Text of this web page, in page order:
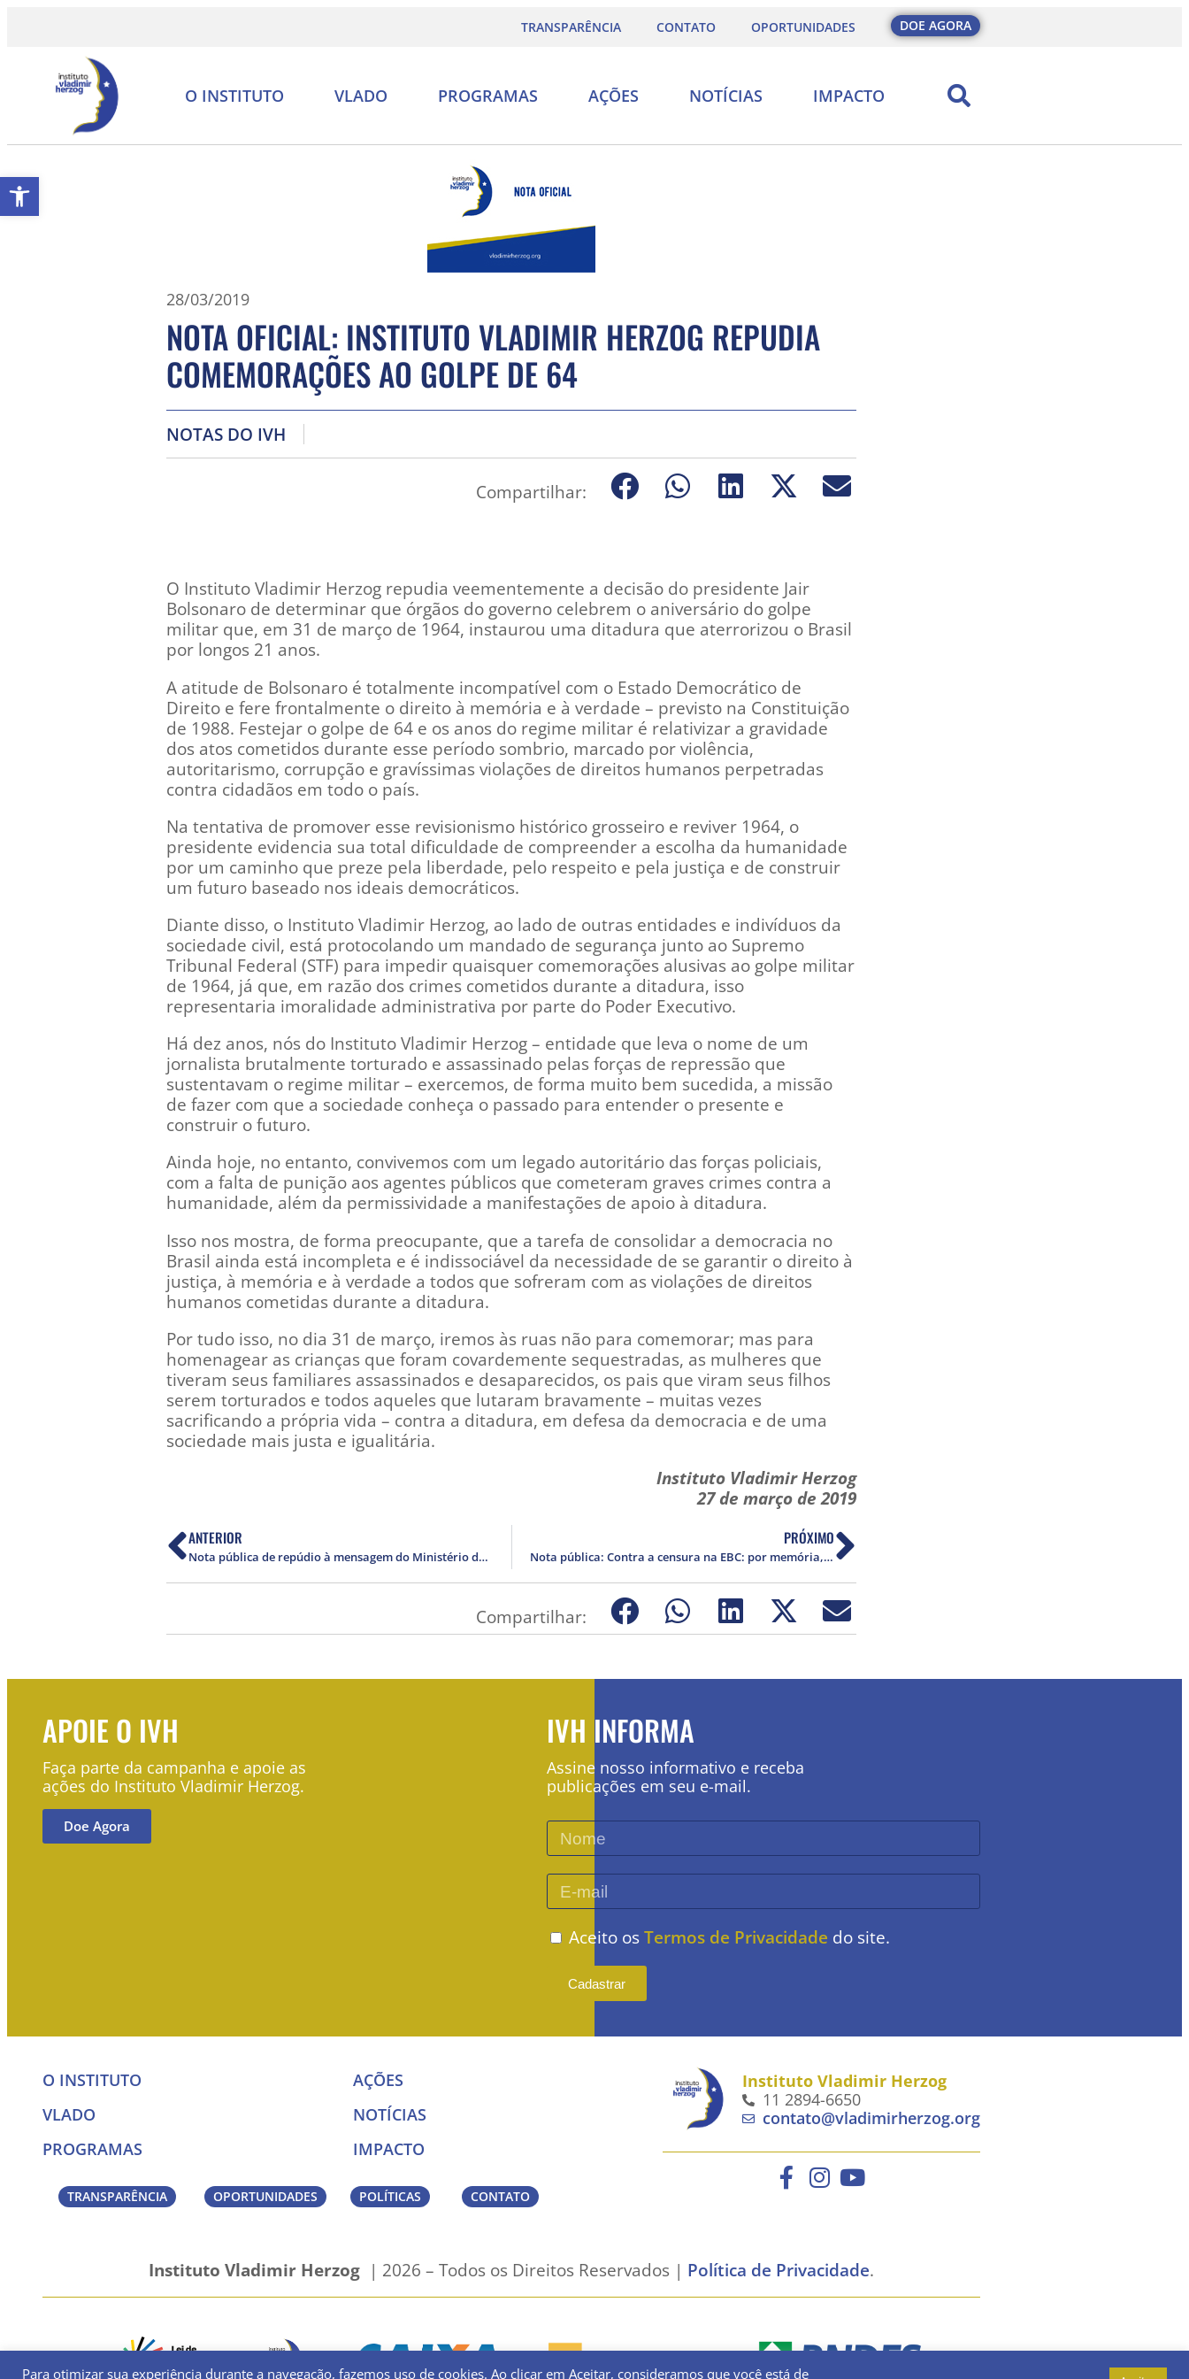
Abrir a barra de ferramentas
TRANSPARÊNCIA CONTATO OPORTUNIDADES DOE AGORA
O INSTITUTO VLADO PROGRAMAS AÇÕES NOTÍCIAS IMPACTO
28/03/2019
NOTA OFICIAL: INSTITUTO VLADIMIR HERZOG REPUDIA
COMEMORAÇÕES AO GOLPE DE 64
NOTAS DO IVH
Compartilhar:
O Instituto Vladimir Herzog repudia veementemente a decisão do presidente Jair
Bolsonaro de determinar que órgãos do governo celebrem o aniversário do golpe
militar que, em 31 de março de 1964, instaurou uma ditadura que aterrorizou o Brasil
por longos 21 anos.
A atitude de Bolsonaro é totalmente incompatível com o Estado Democrático de
Direito e fere frontalmente o direito à memória e à verdade – previsto na Constituição
de 1988. Festejar o golpe de 64 e os anos do regime militar é relativizar a gravidade
dos atos cometidos durante esse período sombrio, marcado por violência,
autoritarismo, corrupção e gravíssimas violações de direitos humanos perpetradas
contra cidadãos em todo o país.
Na tentativa de promover esse revisionismo histórico grosseiro e reviver 1964, o
presidente evidencia sua total dificuldade de compreender a escolha da humanidade
por um caminho que preze pela liberdade, pelo respeito e pela justiça e de construir
um futuro baseado nos ideais democráticos.
Diante disso, o Instituto Vladimir Herzog, ao lado de outras entidades e indivíduos da
sociedade civil, está protocolando um mandado de segurança junto ao Supremo
Tribunal Federal (STF) para impedir quaisquer comemorações alusivas ao golpe militar
de 1964, já que, em razão dos crimes cometidos durante a ditadura, isso
representaria imoralidade administrativa por parte do Poder Executivo.
Há dez anos, nós do Instituto Vladimir Herzog – entidade que leva o nome de um
jornalista brutalmente torturado e assassinado pelas forças de repressão que
sustentavam o regime militar – exercemos, de forma muito bem sucedida, a missão
de fazer com que a sociedade conheça o passado para entender o presente e
construir o futuro.
Ainda hoje, no entanto, convivemos com um legado autoritário das forças policiais,
com a falta de punição aos agentes públicos que cometeram graves crimes contra a
humanidade, além da permissividade a manifestações de apoio à ditadura.
Isso nos mostra, de forma preocupante, que a tarefa de consolidar a democracia no
Brasil ainda está incompleta e é indissociável da necessidade de se garantir o direito à
justiça, à memória e à verdade a todos que sofreram com as violações de direitos
humanos cometidas durante a ditadura.
Por tudo isso, no dia 31 de março, iremos às ruas não para comemorar; mas para
homenagear as crianças que foram covardemente sequestradas, as mulheres que
tiveram seus familiares assassinados e desaparecidos, os pais que viram seus filhos
serem torturados e todos aqueles que lutaram bravamente – muitas vezes
sacrificando a própria vida – contra a ditadura, em defesa da democracia e de uma
sociedade mais justa e igualitária.
Instituto Vladimir Herzog
27 de março de 2019
ANTERIOR
Nota pública de repúdio à mensagem do Ministério da Educação
PRÓXIMO
Nota pública: Contra a censura na EBC: por memória, verdade e e justiça
Compartilhar:
APOIE O IVH
Faça parte da campanha e apoie as
ações do Instituto Vladimir Herzog.
Doe Agora
IVH INFORMA
Assine nosso informativo e receba
publicações em seu e-mail.
Aceito osTermos de Privacidade do site.
Cadastrar
O INSTITUTO
VLADO
PROGRAMAS
AÇÕES
NOTÍCIAS
IMPACTO
TRANSPARÊNCIA OPORTUNIDADES POLÍTICAS CONTATO
Instituto Vladimir Herzog
11 2894-6650
contato@vladimirherzog.org
Instituto Vladimir Herzog | 2026 – Todos os Direitos Reservados | Política de Privacidade.
Para otimizar sua experiência durante a navegação, fazemos uso de cookies. Ao clicar em Aceitar, consideramos que você está de